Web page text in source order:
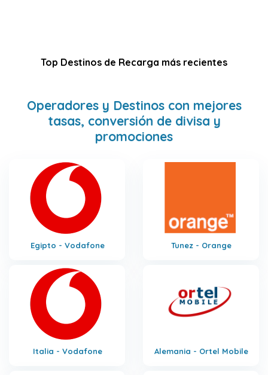
Top Destinos de Recarga más recientes
Operadores y Destinos con mejores
tasas, conversión de divisa y
promociones
Egipto - Vodafone Tunez - Orange
Italia - Vodafone Alemania - Ortel Mobile